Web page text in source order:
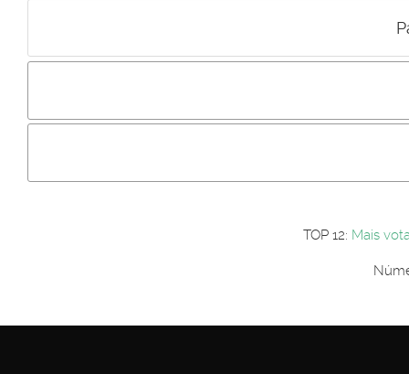
Incluir imagem :
Os
Primeiro autentique-se...
TOP 12: Mais